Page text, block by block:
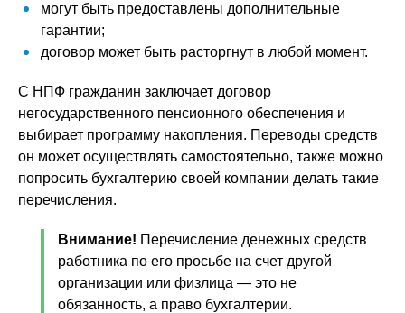
могут быть предоставлены дополнительные
гарантии;
договор может быть расторгнут в любой момент.
С НПФ гражданин заключает договор
негосударственного пенсионного обеспечения и
выбирает программу накопления. Переводы средств
он может осуществлять самостоятельно, также можно
попросить бухгалтерию своей компании делать такие
перечисления.
Внимание! Перечисление денежных средств
работника по его просьбе на счет другой
организации или физлица — это не
обязанность, а право бухгалтерии.